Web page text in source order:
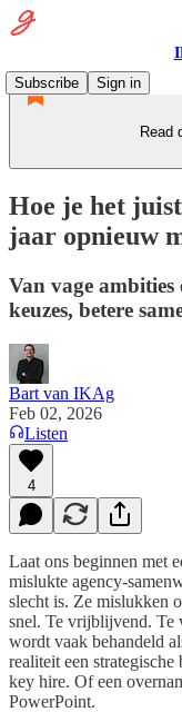
Subscribe
Sign in
Read
Hoe je het
jaar opnieuw
Van vage
keuzes, betere
Bart van IKAg
Feb 02, 2026
Listen
4
Laat ons beginnen met
mislukte agency-
slecht is. Ze mislukken
snel. Te vrijblijvend. Te
wordt vaak behandeld
realiteit een
key hire. Of een
PowerPoint.